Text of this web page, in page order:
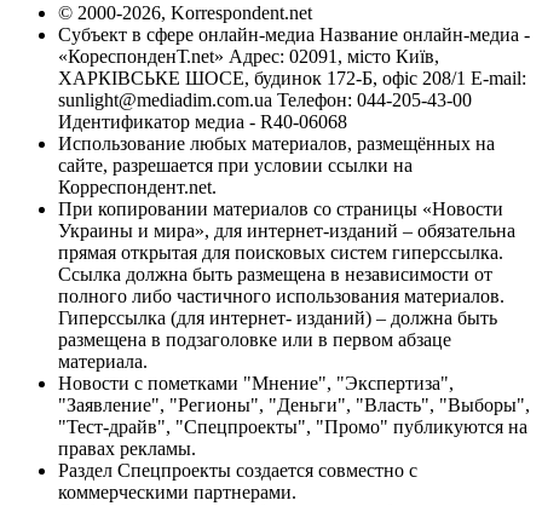
© 2000-2026, Korrespondent.net
Субъект в сфере онлайн-медиа Название онлайн-медиа -
«КореспонденТ.net» Адрес: 02091, місто Київ,
ХАРКІВСЬКЕ ШОСЕ, будинок 172-Б, офіс 208/1 E-mail:
sunlight@mediadim.com.ua Телефон: 044-205-43-00
Идентификатор медиа - R40-06068
Использование любых материалов, размещённых на
сайте, разрешается при условии ссылки на
Корреспондент.net.
При копировании материалов со страницы «Новости
Украины и мира», для интернет-изданий – обязательна
прямая открытая для поисковых систем гиперссылка.
Ссылка должна быть размещена в независимости от
полного либо частичного использования материалов.
Гиперссылка (для интернет- изданий) – должна быть
размещена в подзаголовке или в первом абзаце
материала.
Новости с пометками "Мнение", "Экспертиза",
"Заявление", "Регионы", "Деньги", "Власть", "Выборы",
"Тест-драйв", "Спецпроекты", "Промо" публикуются на
правах рекламы.
Раздел Спецпроекты создается совместно с
коммерческими партнерами.